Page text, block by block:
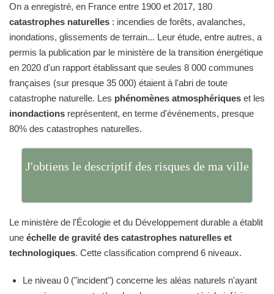
On a enregistré, en France entre 1900 et 2017, 180
catastrophes naturelles : incendies de forêts, avalanches,
inondations, glissements de terrain... Leur étude, entre autres, a
permis la publication par le ministère de la transition énergétique
en 2020 d'un rapport établissant que seules 8 000 communes
françaises (sur presque 35 000) étaient à l'abri de toute
catastrophe naturelle. Les phénomènes atmosphériques et les
inondactions représentent, en terme d'événements, presque
80% des catastrophes naturelles.
J'obtiens le descriptif des risques de ma ville
Le ministère de l'Écologie et du Développement durable a établit
une échelle de gravité des catastrophes naturelles et
technologiques. Cette classification comprend 6 niveaux.
Le niveau 0 ("incident") concerne les aléas naturels n'ayant